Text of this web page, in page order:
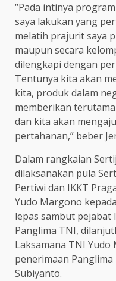
“Pada intinya
saya lakukan yang
melatih prajurit saya
maupun secara
dilengkapi dengan
Tentunya kita akan
kita, produk dalam
memberikan
dan kita akan
pertahanan,” beber
Dalam rangkaian
dilaksanakan pula
Pertiwi dan IKKT
Yudo Margono
lepas sambut pejabat
Panglima TNI,
Laksamana TNI Yudo
penerimaan
Subiyanto.